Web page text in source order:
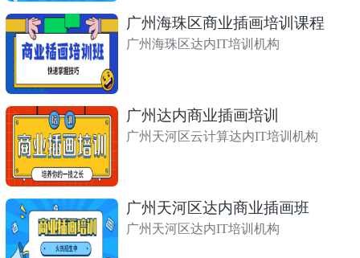
广州海珠区商业插画培训课程
广州海珠区达内IT培训机构
广州达内商业插画培训
广州天河区云计算达内IT培训机构
广州天河区达内商业插画班
广州天河区达内IT培训机构